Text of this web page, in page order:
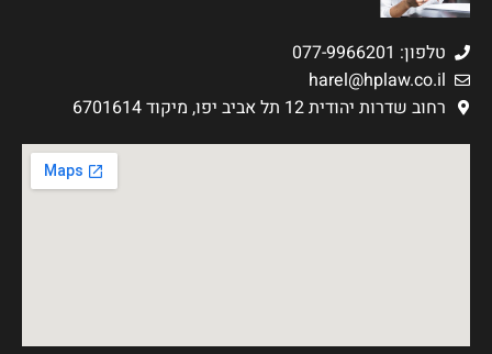
טלפון: 077-9966201
harel@hplaw.co.il
רחוב שדרות יהודית 12 תל אביב יפו, מיקוד 6701614